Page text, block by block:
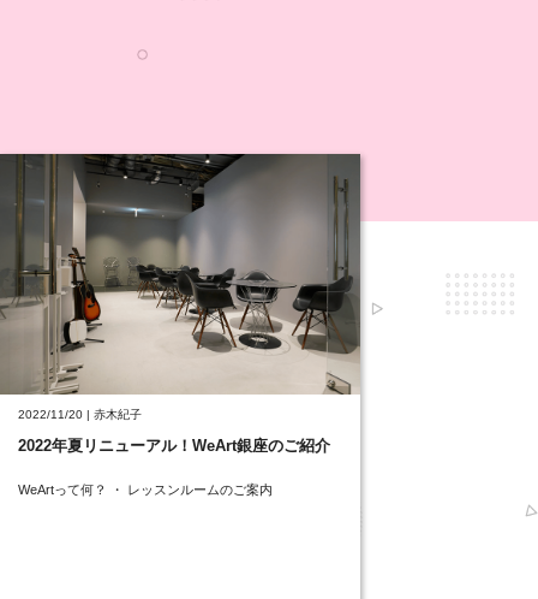
2022/11/20 | 赤木紀子
2022年夏リニューアル！WeArt銀座のご紹介
WeArtって何？ ・ レッスンルームのご案内